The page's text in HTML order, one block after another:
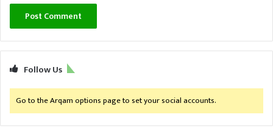
Follow Us
Go to the Arqam options page to set your social accounts.